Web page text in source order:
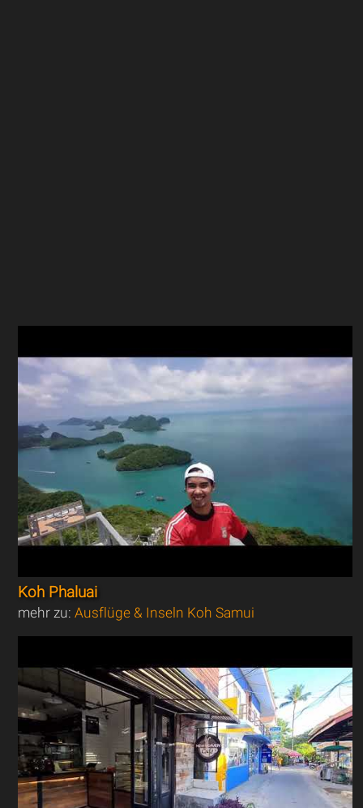
Koh Phaluai
mehr zu:Ausflüge & Inseln Koh Samui